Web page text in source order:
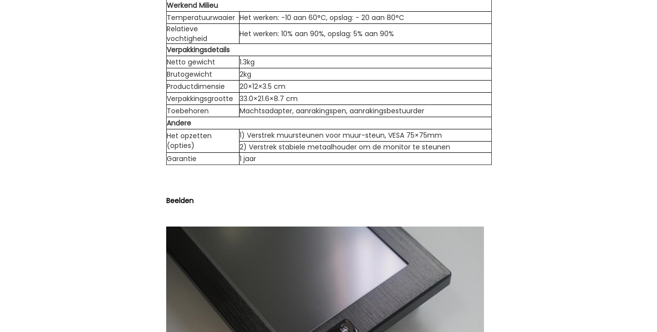
Werkend Milieu
Temperatuurwaaier Het werken: -10 aan 60°C, opslag: - 20 aan 80°C
Relatieve
vochtigheid
Het werken: 10% aan 90%, opslag: 5% aan 90%
Verpakkingsdetails
Netto gewicht
1.3kg
Brutogewicht
2kg
Productdimensie
20×12×3.5 cm
Verpakkingsgrootte
33.0×21.6×8.7 cm
Toebehoren
Machtsadapter, aanrakingspen, aanrakingsbestuurder
Andere
Het opzetten
(opties)
1) Verstrek muursteunen voor muur-steun, VESA 75×75mm
2) Verstrek stabiele metaalhouder om de monitor te steunen
Garantie
1 jaar
Beelden